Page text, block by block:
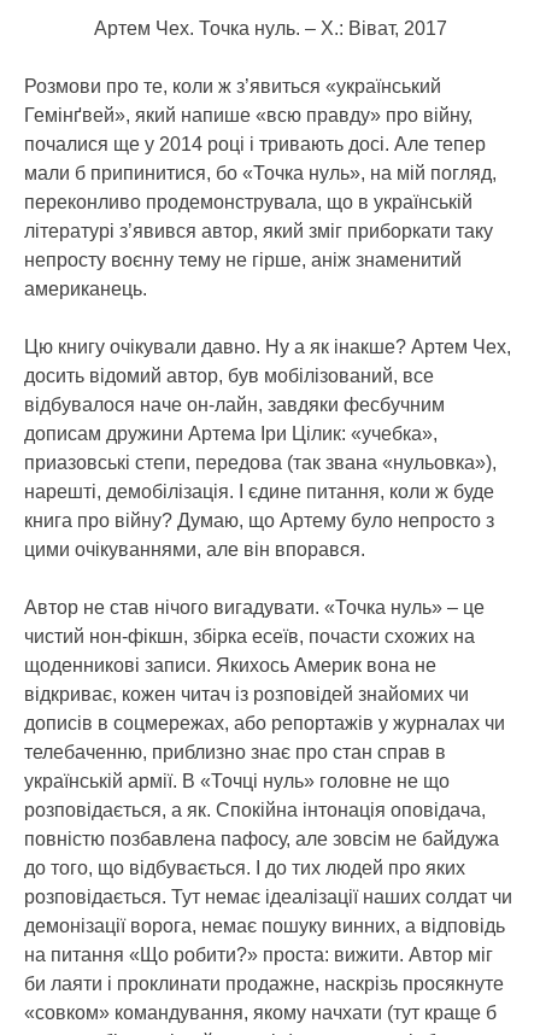
Артем Чех. Точка нуль. – Х.: Віват, 2017
Розмови про те, коли ж з’явиться «український
Гемінґвей», який напише «всю правду» про війну,
почалися ще у 2014 році і тривають досі. Але тепер
мали б припинитися, бо «Точка нуль», на мій погляд,
переконливо продемонструвала, що в українській
літературі з’явився автор, який зміг приборкати таку
непросту воєнну тему не гірше, аніж знаменитий
американець.
Цю книгу очікували давно. Ну а як інакше? Артем Чех,
досить відомий автор, був мобілізований, все
відбувалося наче он-лайн, завдяки фесбучним
дописам дружини Артема Іри Цілик: «учебка»,
приазовські степи, передова (так звана «нульовка»),
нарешті, демобілізація. І єдине питання, коли ж буде
книга про війну? Думаю, що Артему було непросто з
цими очікуваннями, але він впорався.
Автор не став нічого вигадувати. «Точка нуль» – це
чистий нон-фікшн, збірка есеїв, почасти схожих на
щоденникові записи. Якихось Америк вона не
відкриває, кожен читач із розповідей знайомих чи
дописів в соцмережах, або репортажів у журналах чи
телебаченню, приблизно знає про стан справ в
українській армії. В «Точці нуль» головне не що
розповідається, а як. Спокійна інтонація оповідача,
повністю позбавлена пафосу, але зовсім не байдужа
до того, що відбувається. І до тих людей про яких
розповідається. Тут немає ідеалізації наших солдат чи
демонізації ворога, немає пошуку винних, а відповідь
на питання «Що робити?» проста: вижити. Автор міг
би лаяти і проклинати продажне, наскрізь просякнуте
«совком» командування, якому начхати (тут краще б